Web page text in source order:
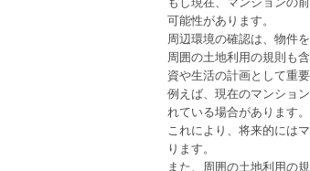
可能性があります。
周辺環境の確認は、物件
周囲の土地利用の規則も
資や生活の計画として重要
例えば、現在のマンショ
れている場合があります。
これにより、将来的には
ります。
また、周囲の土地利用の